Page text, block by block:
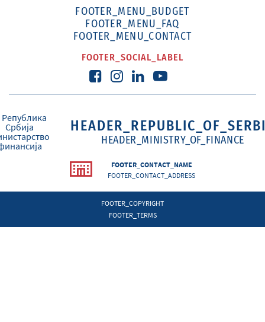
FOOTER_MENU_BUDGET
FOOTER_MENU_FAQ
FOOTER_MENU_CONTACT
FOOTER_SOCIAL_LABEL
HEADER_MINISTRY_OF_FINANCE
FOOTER_CONTACT_NAME
FOOTER_CONTACT_ADDRESS
FOOTER_COPYRIGHT
FOOTER_TERMS